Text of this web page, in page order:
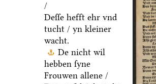
/
Deſſe hefft ehr vnd
tucht / yn kleiner
wacht.
De nicht wil
hebben ſyne
Frouwen allene /